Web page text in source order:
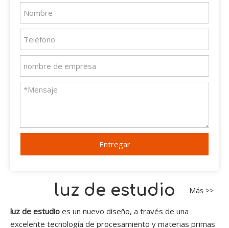
Entregar
luz de estudio Más >>
luz de estudio es un nuevo diseño, a través de una
excelente tecnología de procesamiento y materias primas